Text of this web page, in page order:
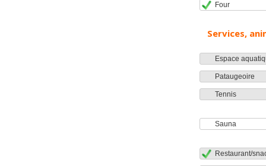
Four
Services,
Espace
Pataugeoire
Tennis
Sauna
Restaurant/